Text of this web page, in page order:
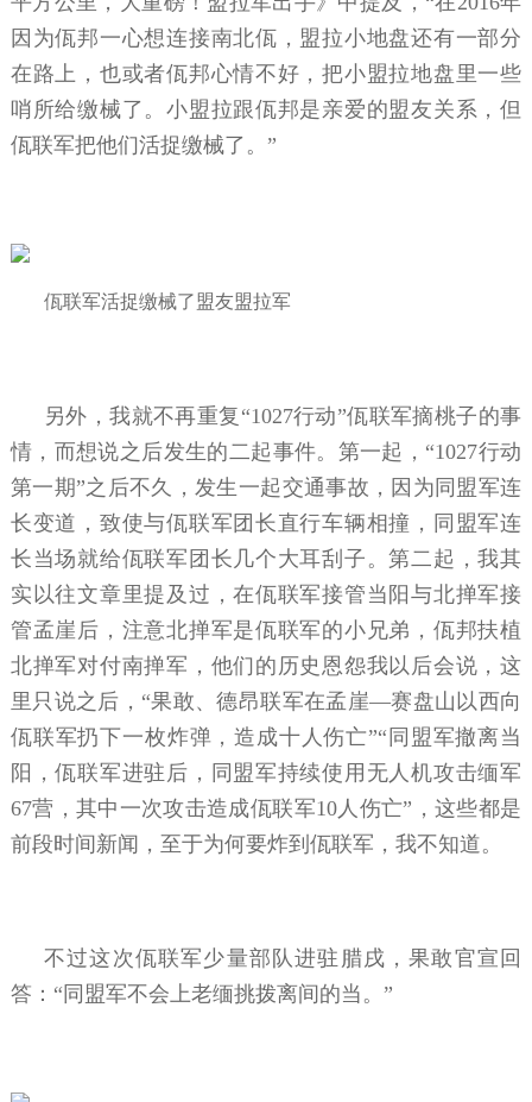
因为佤邦一心想连接南北佤，盟拉小地盘还有一部分
在路上，也或者佤邦心情不好，把小盟拉地盘里一些
哨所给缴械了。小盟拉跟佤邦是亲爱的盟友关系，但
佤联军把他们活捉缴械了。”
佤联军活捉缴械了盟友盟拉军
另外，我就不再重复“1027行动”佤联军摘桃子的事
情，而想说之后发生的二起事件。第一起，“1027行动
第一期”之后不久，发生一起交通事故，因为同盟军连
长变道，致使与佤联军团长直行车辆相撞，同盟军连
长当场就给佤联军团长几个大耳刮子。第二起，我其
实以往文章里提及过，在佤联军接管当阳与北掸军接
管孟崖后，注意北掸军是佤联军的小兄弟，佤邦扶植
北掸军对付南掸军，他们的历史恩怨我以后会说，这
里只说之后，“果敢、德昂联军在孟崖—赛盘山以西向
佤联军扔下一枚炸弹，造成十人伤亡”“同盟军撤离当
阳，佤联军进驻后，同盟军持续使用无人机攻击缅军
67营，其中一次攻击造成佤联军10人伤亡”，这些都是
前段时间新闻，至于为何要炸到佤联军，我不知道。
不过这次佤联军少量部队进驻腊戌，果敢官宣回
答：“同盟军不会上老缅挑拨离间的当。”